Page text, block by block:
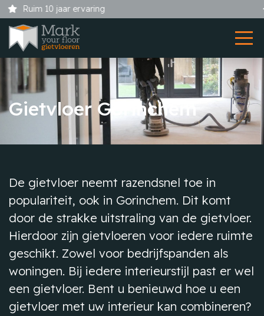
Showroom bij uw thuis
Gietvloer Gorinchem
De gietvloer neemt razendsnel toe in
populariteit, ook in Gorinchem. Dit komt
door de strakke uitstraling van de gietvloer.
Hierdoor zijn gietvloeren voor iedere ruimte
geschikt. Zowel voor bedrijfspanden als
woningen. Bij iedere interieurstijl past er wel
een gietvloer. Bent u benieuwd hoe u een
gietvloer met uw interieur kan combineren?